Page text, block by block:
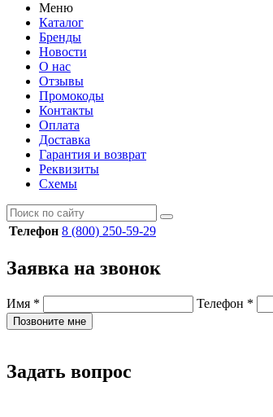
Меню
Каталог
Бренды
Новости
О нас
Отзывы
Промокоды
Контакты
Оплата
Доставка
Гарантия и возврат
Реквизиты
Схемы
Телефон 8 (800) 250-59-29
Заявка на звонок
Имя * Телефон *
Позвоните мне
Задать вопрос